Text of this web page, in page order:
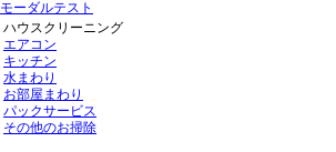
モーダルテスト
ハウスクリーニング
エアコン
キッチン
水まわり
お部屋まわり
パックサービス
その他のお掃除